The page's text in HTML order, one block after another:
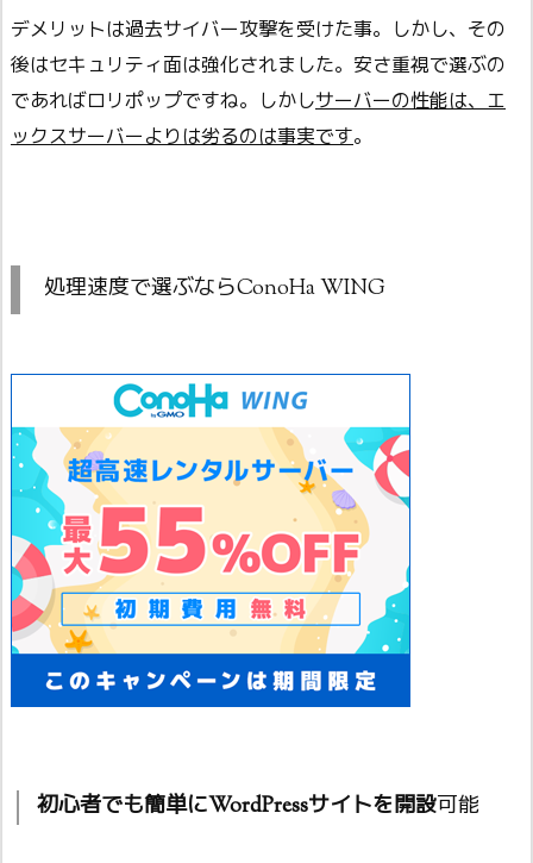
デメリットは過去サイバー攻撃を受けた事。しかし、その
後はセキュリティ面は強化されました。安さ重視で選ぶの
であればロリポップですね。しかしサーバーの性能は、エ
ックスサーバーよりは劣るのは事実です。
処理速度で選ぶならConoHa WING
初心者でも簡単にWordPressサイトを開設可能